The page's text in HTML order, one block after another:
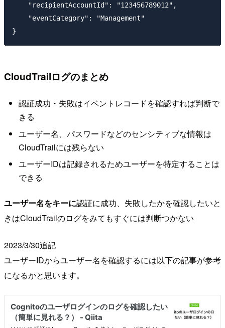
    "recipientAccountId": "123456789012",
    "eventCategory": "Management"
CloudTrailログのまとめ
認証成功・失敗はイベントレコードを確認すれば判断で
きる
ユーザー名、パスワードなどのセンシティブな情報は
CloudTrailには残らない
ユーザーIDは記録されるためユーザーを特定することは
できる
ユーザー名をキーに認証に成功、失敗したかを確認したいと
きはCloudTrailのログをみてもすぐには判断つかない
2023/3/30追記
ユーザーIDからユーザー名を確認するには以下の記事が参考
になるかと思います。